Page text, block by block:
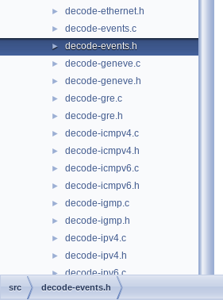
► decode-ethernet.h
► decode-events.c
► decode-events.h
► decode-geneve.c
► decode-geneve.h
► decode-gre.c
► decode-gre.h
► decode-icmpv4.c
► decode-icmpv4.h
► decode-icmpv6.c
► decode-icmpv6.h
► decode-igmp.c
► decode-igmp.h
► decode-ipv4.c
► decode-ipv4.h
► decode-ipv6.c
► decode-ipv6.h
src decode-events.h